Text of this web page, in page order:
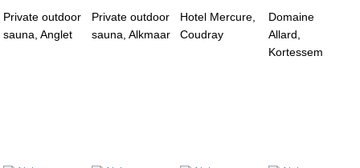
Private outdoor
sauna, Anglet
Private outdoor
sauna, Alkmaar
Hotel Mercure,
Coudray
Domaine
Allard,
Kortessem